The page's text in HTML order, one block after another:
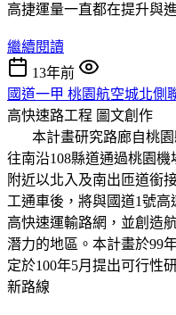
高捷運量一直都在提升與
繼續閱讀
13年前
國道一甲 桃園航空城北側
高快速路工程 圖文創作
本計畫研究路廊自桃園
往南沿108縣道通過桃園
附近以北入及南出匝道銜
工通車後，將與國道1號
高快速運輸路網，並創造
潛力的地區。本計畫於99
定於100年5月提出可行性
新路線